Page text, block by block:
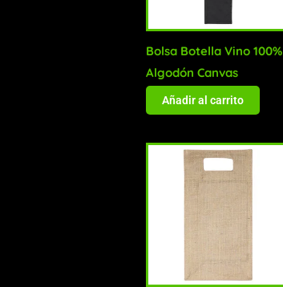
Bolsa Botella Vino 100%
Algodón Canvas
Añadir al carrito